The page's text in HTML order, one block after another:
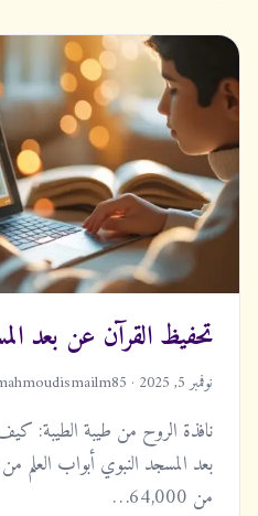
تحفيظ القرآن عن بعد
نوفمبر 5, 2025 · mahmoudismailm85
نافذة الروح من طيبة الطيبة:
بعد المسجد النبوي أبواب العلم
من 64,000…